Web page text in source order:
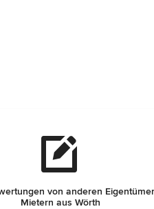
von anderen
Mietern aus Wörth